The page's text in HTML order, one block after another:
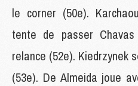
le corner (50e).
tente de passer
relance (52e). Kiedrzynek
(53e). De Almeida joue